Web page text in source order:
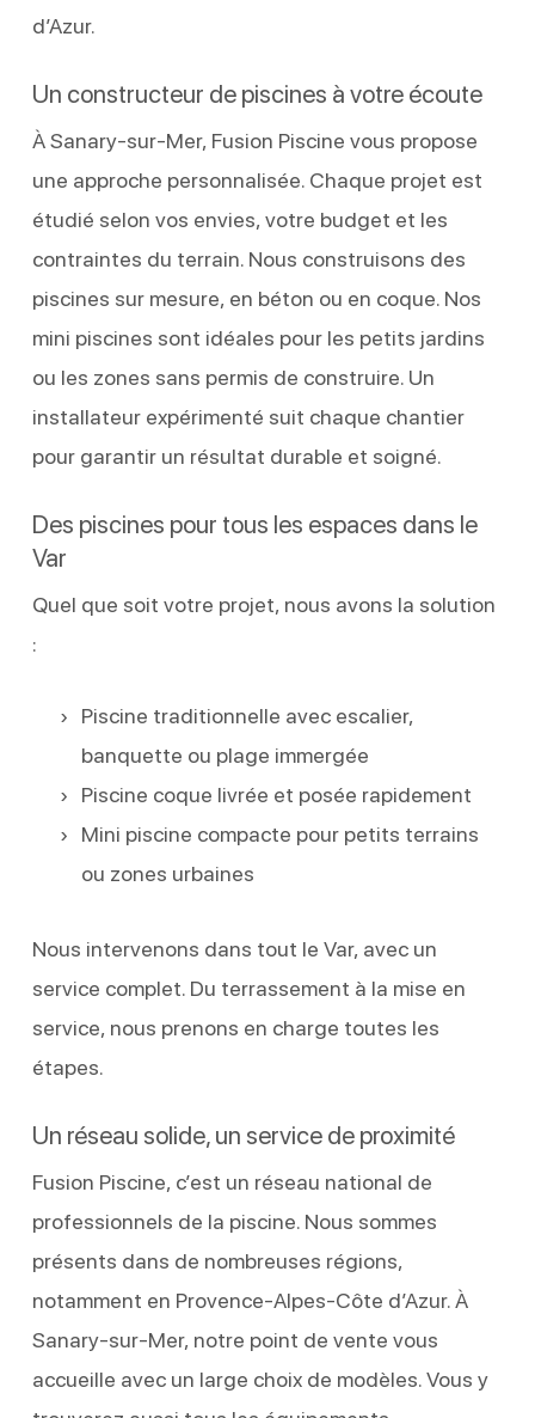
d’Azur.
Un constructeur de piscines à votre écoute
À Sanary-sur-Mer, Fusion Piscine vous propose
une approche personnalisée. Chaque projet est
étudié selon vos envies, votre budget et les
contraintes du terrain. Nous construisons des
piscines sur mesure, en béton ou en coque. Nos
mini piscines sont idéales pour les petits jardins
ou les zones sans permis de construire. Un
installateur expérimenté suit chaque chantier
pour garantir un résultat durable et soigné.
Des piscines pour tous les espaces dans le
Var
Quel que soit votre projet, nous avons la solution
:
Piscine traditionnelle avec escalier,
banquette ou plage immergée
Piscine coque livrée et posée rapidement
Mini piscine compacte pour petits terrains
ou zones urbaines
Nous intervenons dans tout le Var, avec un
service complet. Du terrassement à la mise en
service, nous prenons en charge toutes les
étapes.
Un réseau solide, un service de proximité
Fusion Piscine, c’est un réseau national de
professionnels de la piscine. Nous sommes
présents dans de nombreuses régions,
notamment en Provence-Alpes-Côte d’Azur. À
Sanary-sur-Mer, notre point de vente vous
accueille avec un large choix de modèles. Vous y